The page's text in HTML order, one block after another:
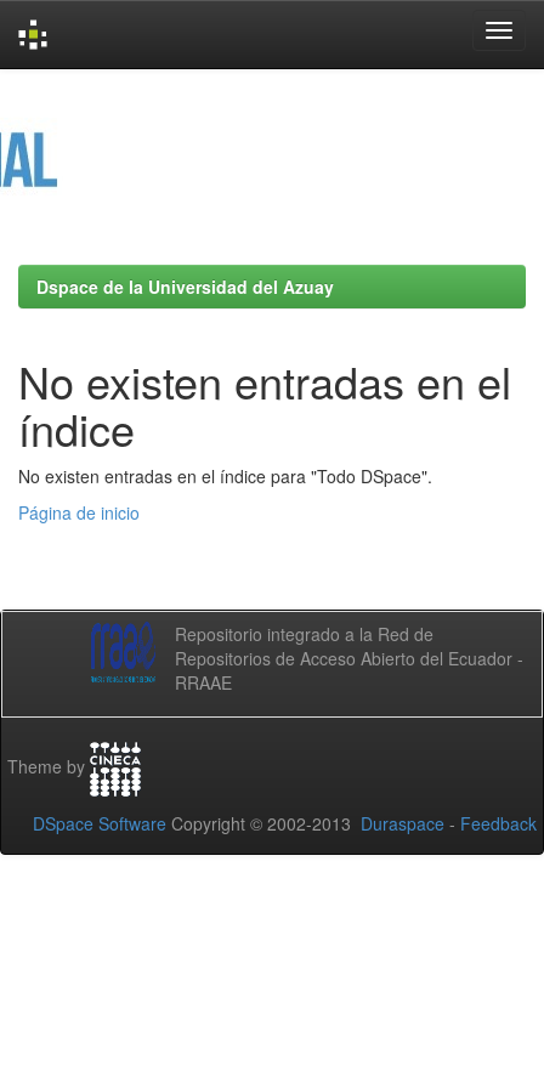
Dspace de la Universidad del Azuay
No existen entradas en el
índice
No existen entradas en el índice para "Todo DSpace".
Página de inicio
Repositorio integrado a la Red de
Repositorios de Acceso Abierto del Ecuador -
RRAAE
Theme by
DSpace Software Copyright © 2002-2013 Duraspace - Feedback